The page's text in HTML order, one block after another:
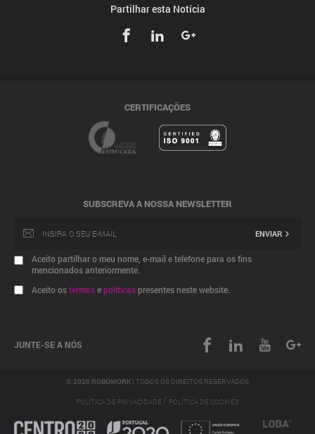
Partilhar esta Notícia
CERTIFICAÇÕES
SUBSCREVA A NOSSA NEWSLETTER
ENVIAR
Aceito partilhar o meu nome, e-mail e telefone para os fins
mencionados anteriormente.
Aceito ostermosepolíticas presentes neste website.
JUNTE-SE A NÓS
© 2026 ROBOWORK | TODOS OS DIREITOS RESERVADOS
POLÍTICA DE PRIVACIDADE / POLÍTICA DE COOKIES